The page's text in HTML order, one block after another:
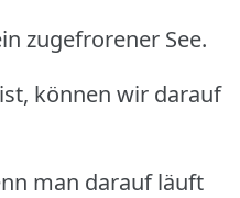
zugefrorener See.
können wir darauf
man darauf läuft